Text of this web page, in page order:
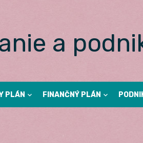
a
PLÁN FINANČNÝ PLÁN